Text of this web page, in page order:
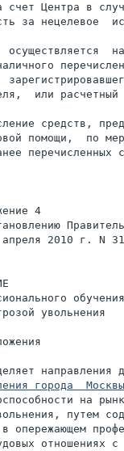
счет Центра в
за нецелевое
осуществляется
или
средств,
помощи,  по
перечисленных
4
2010 г. N
увольнения
города  Москвы
на
путем
отношениях с